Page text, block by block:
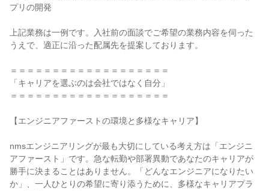
プリの開発
上記業務は一例です。入社前の面談でご希望の業務内容を伺った
うえで、適正に沿った配属先を提案しております。
＝＝＝＝＝＝＝＝＝＝＝＝＝＝＝＝＝＝＝
「キャリアを選ぶのは会社ではなく自分」
＝＝＝＝＝＝＝＝＝＝＝＝＝＝＝＝＝＝＝
【エンジニアファーストの環境と多様なキャリア】
nmsエンジニアリングが最も大切にしている考え方は「エンジニ
アファースト」です。急な転勤や部署異動であなたのキャリアが
勝手に決まることはありません。「どんなエンジニアになりたい
か」、一人ひとりの希望に寄り添うために、多様なキャリアプラ